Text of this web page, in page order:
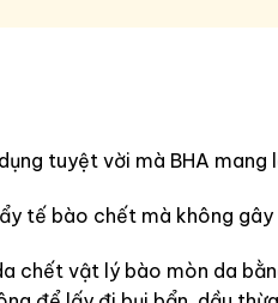
tuyệt vời mà BHA mang
tế bào chết mà không
chết vật lý bào mòn da